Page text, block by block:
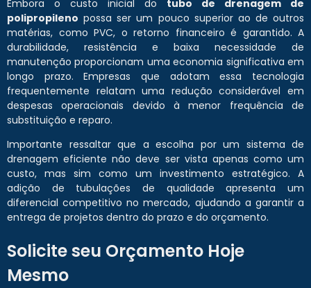
Embora o custo inicial do tubo de drenagem de
polipropileno possa ser um pouco superior ao de outros
matérias, como PVC, o retorno financeiro é garantido. A
durabilidade, resistência e baixa necessidade de
manutenção proporcionam uma economia significativa em
longo prazo. Empresas que adotam essa tecnologia
frequentemente relatam uma redução considerável em
despesas operacionais devido à menor frequência de
substituição e reparo.
Importante ressaltar que a escolha por um sistema de
drenagem eficiente não deve ser vista apenas como um
custo, mas sim como um investimento estratégico. A
adição de tubulações de qualidade apresenta um
diferencial competitivo no mercado, ajudando a garantir a
entrega de projetos dentro do prazo e do orçamento.
Solicite seu Orçamento Hoje
Mesmo